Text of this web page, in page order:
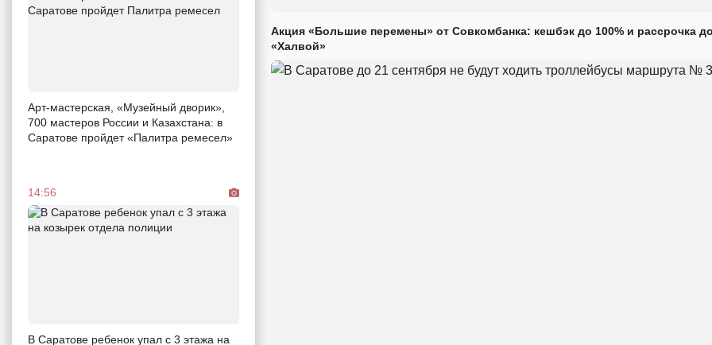
Арт-мастерская, «Музейный дворик»,
700 мастеров России и Казахстана: в
Саратове пройдет «Палитра ремесел»
14:56
В Саратове ребенок упал с 3 этажа на
Акция «Большие перемены» от Совкомбанка: кешбэк до 100% и рассрочка
«Халвой»